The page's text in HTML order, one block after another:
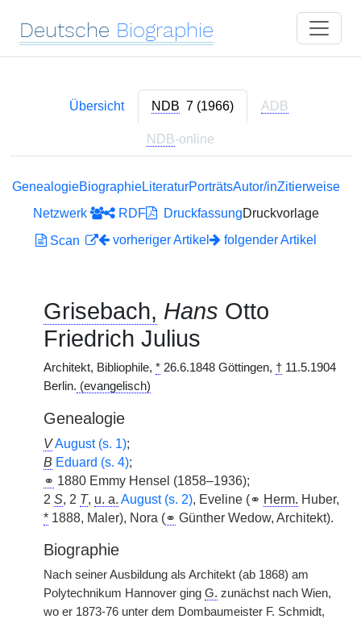
Deutsche Biographie
Übersicht NDB 7 (1966) ADB
NDB-online
GenealogieBiographieLiteraturPorträtsAutor/inZitierweise
Netzwerk
RDF DruckfassungDruckvorlage
Scan
vorheriger Artikel folgender Artikel
Grisebach, Hans Otto
Friedrich Julius
Architekt, Bibliophile, * 26.6.1848 Göttingen, † 11.5.1904
Berlin. (evangelisch)
Genealogie
VAugust (s. 1);
B Eduard (s. 4);
⚭ 1880 Emmy Hensel (1858–1936);
2 S, 2 T, u. a. August (s. 2), Eveline (⚭ Herm. Huber,
* 1888, Maler), Nora (⚭ Günther Wedow, Architekt).
Biographie
Nach seiner Ausbildung als Architekt (ab 1868) am
Polytechnikum Hannover ging G. zunächst nach Wien,
wo er 1873-76 unter dem Dombaumeister F. Schmidt,